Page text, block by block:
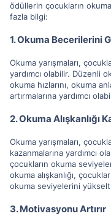
ödüllerin çocukların
fazla bilgi:
1. Okuma Becerilerini
Okuma yarışmaları,
yardımcı olabilir. Düzenli
okuma hızlarını, okuma
artırmalarına yardımcı
2. Okuma Alışkanlığı
Okuma yarışmaları,
kazanmalarına yardımcı
çocukların okuma
okuma alışkanlığı,
okuma seviyelerini
3. Motivasyonu Artırır